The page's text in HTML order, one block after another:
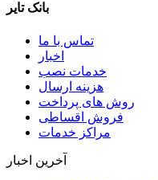
بانک تایر
تماس با ما
اخبار
خدمات نصب
هزینه ارسال
روش های پرداخت
فروش اقساطی
مراکز خدمات
آخرین اخبار